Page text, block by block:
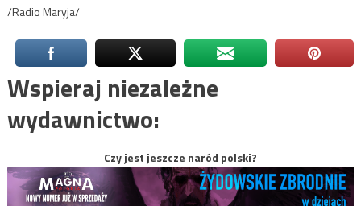
/Radio Maryja/
Wspieraj niezależne
wydawnictwo:
Czy jest jeszcze naród polski?